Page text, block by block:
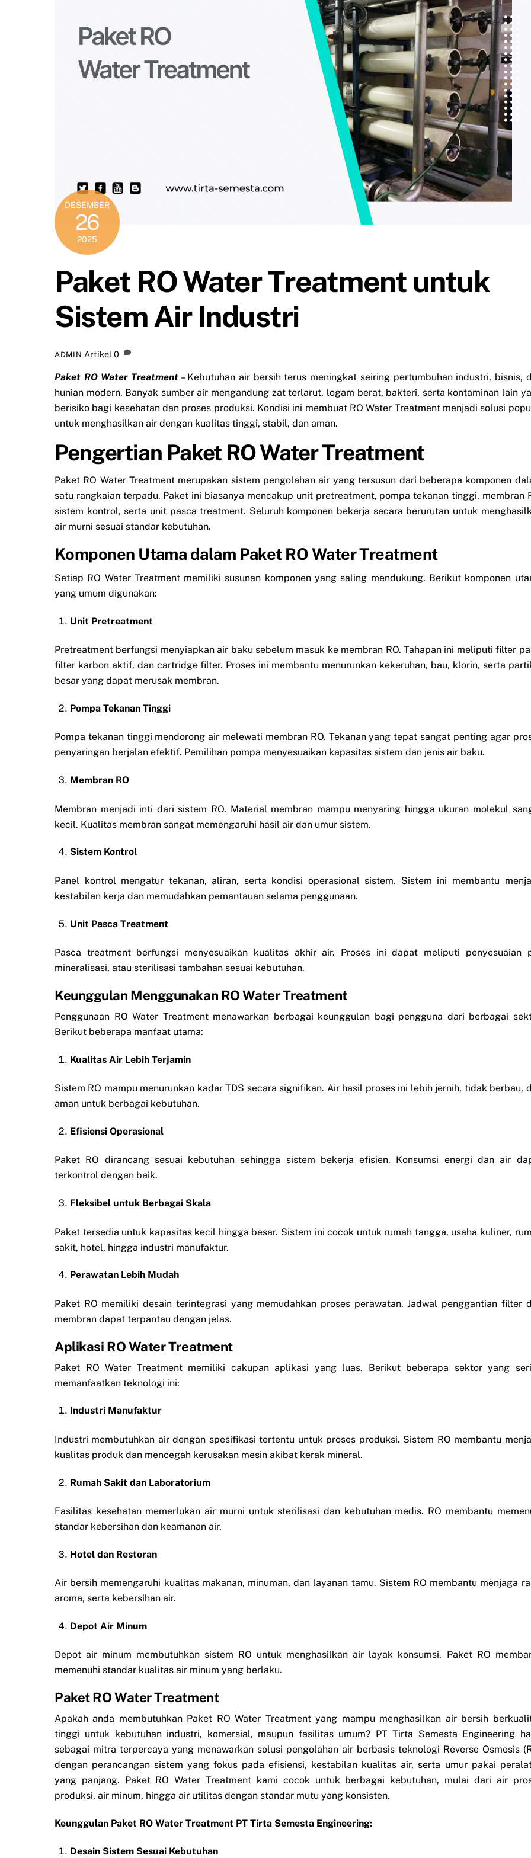
DESEMBER
26
2025
Paket RO Water Treatment untuk
Sistem Air Industri
ADMIN Artikel 0
Paket RO Water Treatment – Kebutuhan air bersih terus meningkat seiring pertumbuhan industri, bisnis,
hunian modern. Banyak sumber air mengandung zat terlarut, logam berat, bakteri, serta kontaminan lain
berisiko bagi kesehatan dan proses produksi. Kondisi ini membuat RO Water Treatment menjadi solusi
untuk menghasilkan air dengan kualitas tinggi, stabil, dan aman.
Pengertian Paket RO Water Treatment
Paket RO Water Treatment merupakan sistem pengolahan air yang tersusun dari beberapa komponen
satu rangkaian terpadu. Paket ini biasanya mencakup unit pretreatment, pompa tekanan tinggi, membran
sistem kontrol, serta unit pasca treatment. Seluruh komponen bekerja secara berurutan untuk
air murni sesuai standar kebutuhan.
Komponen Utama dalam Paket RO Water Treatment
Setiap RO Water Treatment memiliki susunan komponen yang saling mendukung. Berikut komponen
yang umum digunakan:
Unit Pretreatment
Pretreatment berfungsi menyiapkan air baku sebelum masuk ke membran RO. Tahapan ini meliputi filter
filter karbon aktif, dan cartridge filter. Proses ini membantu menurunkan kekeruhan, bau, klorin, serta
besar yang dapat merusak membran.
Pompa Tekanan Tinggi
Pompa tekanan tinggi mendorong air melewati membran RO. Tekanan yang tepat sangat penting agar
penyaringan berjalan efektif. Pemilihan pompa menyesuaikan kapasitas sistem dan jenis air baku.
Membran RO
Membran menjadi inti dari sistem RO. Material membran mampu menyaring hingga ukuran molekul
kecil. Kualitas membran sangat memengaruhi hasil air dan umur sistem.
Sistem Kontrol
Panel kontrol mengatur tekanan, aliran, serta kondisi operasional sistem. Sistem ini membantu
kestabilan kerja dan memudahkan pemantauan selama penggunaan.
Unit Pasca Treatment
Pasca treatment berfungsi menyesuaikan kualitas akhir air. Proses ini dapat meliputi penyesuaian
mineralisasi, atau sterilisasi tambahan sesuai kebutuhan.
Keunggulan Menggunakan RO Water Treatment
Penggunaan RO Water Treatment menawarkan berbagai keunggulan bagi pengguna dari berbagai
Berikut beberapa manfaat utama:
Kualitas Air Lebih Terjamin
Sistem RO mampu menurunkan kadar TDS secara signifikan. Air hasil proses ini lebih jernih, tidak berbau,
aman untuk berbagai kebutuhan.
Efisiensi Operasional
Paket RO dirancang sesuai kebutuhan sehingga sistem bekerja efisien. Konsumsi energi dan air
terkontrol dengan baik.
Fleksibel untuk Berbagai Skala
Paket tersedia untuk kapasitas kecil hingga besar. Sistem ini cocok untuk rumah tangga, usaha kuliner,
sakit, hotel, hingga industri manufaktur.
Perawatan Lebih Mudah
Paket RO memiliki desain terintegrasi yang memudahkan proses perawatan. Jadwal penggantian filter
membran dapat terpantau dengan jelas.
Aplikasi RO Water Treatment
Paket RO Water Treatment memiliki cakupan aplikasi yang luas. Berikut beberapa sektor yang
memanfaatkan teknologi ini:
Industri Manufaktur
Industri membutuhkan air dengan spesifikasi tertentu untuk proses produksi. Sistem RO membantu
kualitas produk dan mencegah kerusakan mesin akibat kerak mineral.
Rumah Sakit dan Laboratorium
Fasilitas kesehatan memerlukan air murni untuk sterilisasi dan kebutuhan medis. RO membantu
standar kebersihan dan keamanan air.
Hotel dan Restoran
Air bersih memengaruhi kualitas makanan, minuman, dan layanan tamu. Sistem RO membantu menjaga
aroma, serta kebersihan air.
Depot Air Minum
Depot air minum membutuhkan sistem RO untuk menghasilkan air layak konsumsi. Paket RO
memenuhi standar kualitas air minum yang berlaku.
Paket RO Water Treatment
Apakah anda membutuhkan Paket RO Water Treatment yang mampu menghasilkan air bersih
tinggi untuk kebutuhan industri, komersial, maupun fasilitas umum? PT Tirta Semesta Engineering
sebagai mitra terpercaya yang menawarkan solusi pengolahan air berbasis teknologi Reverse Osmosis
dengan perancangan sistem yang fokus pada efisiensi, kestabilan kualitas air, serta umur pakai
yang panjang. Paket RO Water Treatment kami cocok untuk berbagai kebutuhan, mulai dari air
produksi, air minum, hingga air utilitas dengan standar mutu yang konsisten.
Keunggulan Paket RO Water Treatment PT Tirta Semesta Engineering:
Desain Sistem Sesuai Kebutuhan